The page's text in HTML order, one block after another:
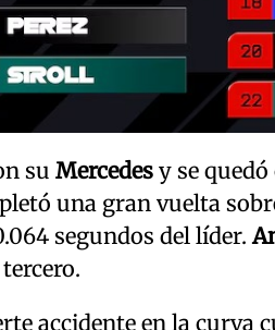
su Mercedes y se
una gran vuelta
segundos del líder.
accidente en la curva